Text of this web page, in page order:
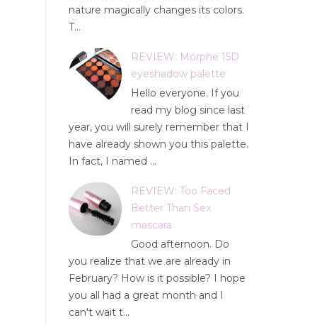
nature magically changes its colors.
T...
REVIEW: Morphe 15D
eyeshadow palette
Hello everyone. If you
read my blog since last
year, you will surely remember that I
have already shown you this palette.
In fact, I named ...
REVIEW: Too Faced
Better Than Sex
mascara
Good afternoon. Do
you realize that we are already in
February? How is it possible? I hope
you all had a great month and I
can't wait t...